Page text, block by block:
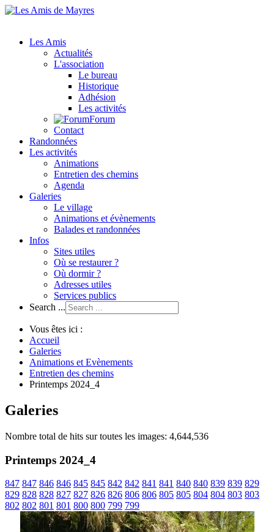
Les Amis
Actualités
L'association
Le bureau
Historique
Adhésion
Les activités
Forum
Contact
Randonnées
Les activités
Animations
Entretien des chemins
Agenda
Galeries
Le village
Animations et évènements
Balades et randonnées
Infos
Sites utiles
Où se restaurer ?
Où dormir ?
Adresses utiles
Services publics
Search ...
Vous êtes ici :
Accueil
Galeries
Animations et Evènements
Entretien des chemins
Printemps 2024_4
Galeries
Nombre total de hits sur toutes les images: 4,644,536
Printemps 2024_4
847 847 846 846 845 845 842 842 841 841 840 840 839 839 829
829 828 828 827 827 826 826 806 806 805 805 804 804 803 803
802 802 801 801 800 800 799 799